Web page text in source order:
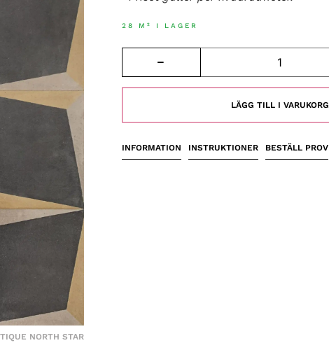
NORTH STAR
28 M² I LAGER
LÄGG TILL I VARUKORG
INFORMATION INSTRUKTIONER BESTÄLL PROV